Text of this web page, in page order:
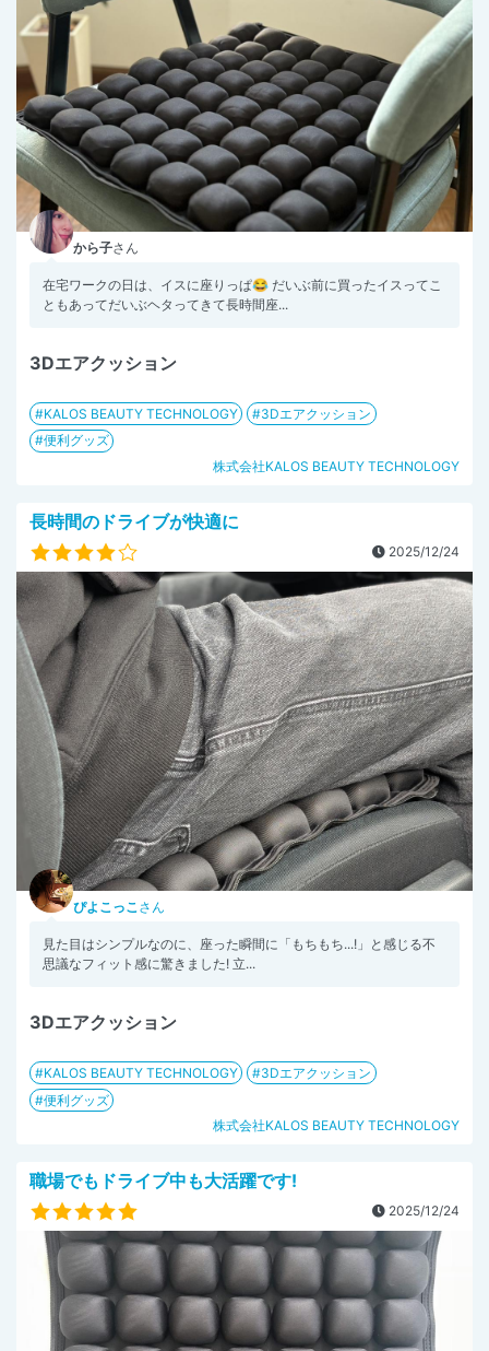
から子さん
在宅ワークの日は、イスに座りっぱ😂 だいぶ前に買ったイスってこ
ともあってだいぶヘタってきて長時間座...
3Dエアクッション
KALOS BEAUTY TECHNOLOGY
3Dエアクッション
便利グッズ
株式会社KALOS BEAUTY TECHNOLOGY
長時間のドライブが快適に
2025/12/24
ぴよこっこさん
見た目はシンプルなのに、座った瞬間に「もちもち...!」と感じる不
思議なフィット感に驚きました! 立...
3Dエアクッション
KALOS BEAUTY TECHNOLOGY
3Dエアクッション
便利グッズ
株式会社KALOS BEAUTY TECHNOLOGY
職場でもドライブ中も大活躍です!
2025/12/24